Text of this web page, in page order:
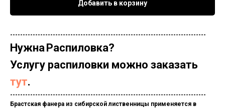
Добавить в корзину
------------------------------------------------------------------------------
НужнаРаспиловка?
Услугу распиловки можно заказать
тут.
------------------------------------------------------------------------------
Брастская фанера из сибирской лиственницы применяется в